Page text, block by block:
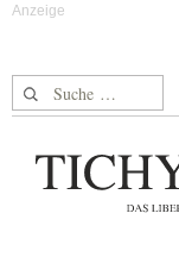
Suche nach: